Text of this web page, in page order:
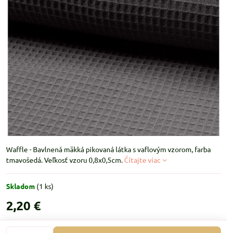
Waffle - Bavlnená mäkká pikovaná látka s vaflovým vzorom, farba
tmavošedá. Veľkosť vzoru 0,8x0,5cm. Čítajte viac
Skladom (1 ks)
2,20 €